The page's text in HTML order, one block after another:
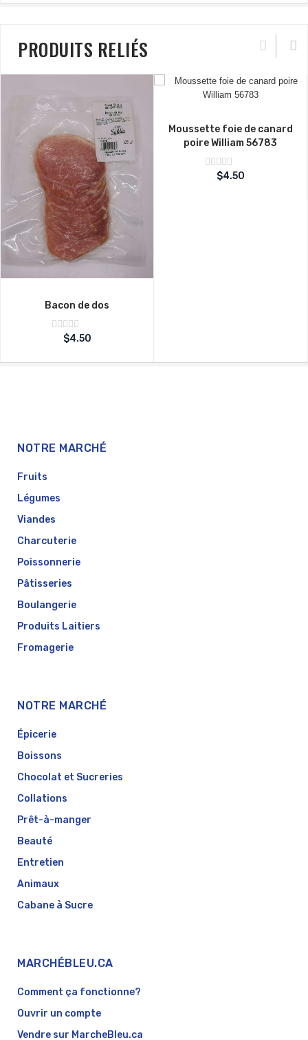
PRODUITS RELIÉS
Bacon de dos
Note
sur
$4.50
Moussette foie de canard
poire William 56783
Note
sur
$4.50
NOTRE MARCHÉ
Fruits
Légumes
Viandes
Charcuterie
Poissonnerie
Pâtisseries
Boulangerie
Produits Laitiers
Fromagerie
NOTRE MARCHÉ
Épicerie
Boissons
Chocolat et Sucreries
Collations
Prêt-à-manger
Beauté
Entretien
Animaux
Cabane à Sucre
MARCHÉBLEU.CA
Comment ça fonctionne?
Ouvrir un compte
Vendre sur MarcheBleu.ca